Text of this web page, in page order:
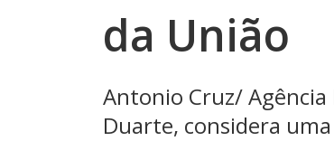
da União
Antonio Cruz/ Agência
Duarte, considera